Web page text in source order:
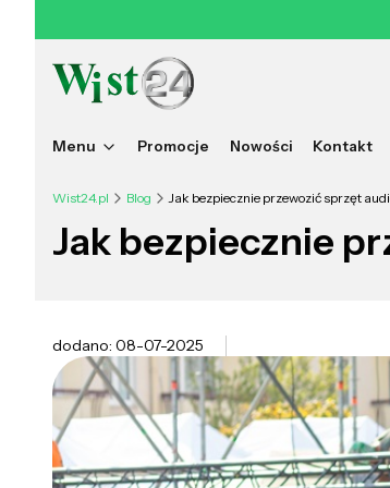
Menu Promocje Nowości Kontakt
Wist24.pl Blog Jak bezpiecznie przewozić sprzęt
Jak bezpiecznie
dodano: 08-07-2025